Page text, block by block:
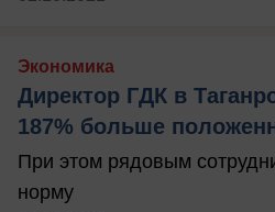
Экономика
Директор ГДК в
187% больше
При этом рядовым
норму